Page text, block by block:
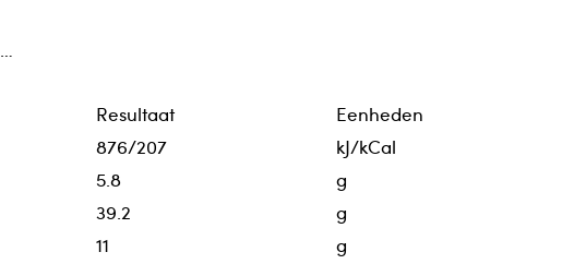
Resultaat
Eenheden
876/207
kJ/kCal
5.8
g
39.2
g
11
g